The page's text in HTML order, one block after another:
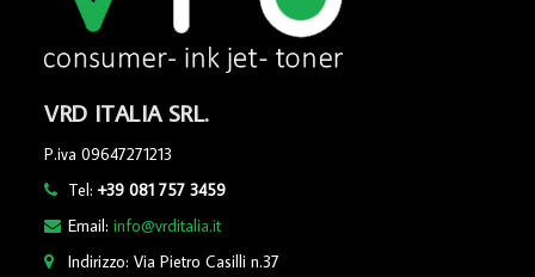
VRD ITALIA SRL.
P.iva 09647271213
Tel:+39 081 757 3459
Email:info@vrditalia.it
Indirizzo: Via Pietro Casilli n.37